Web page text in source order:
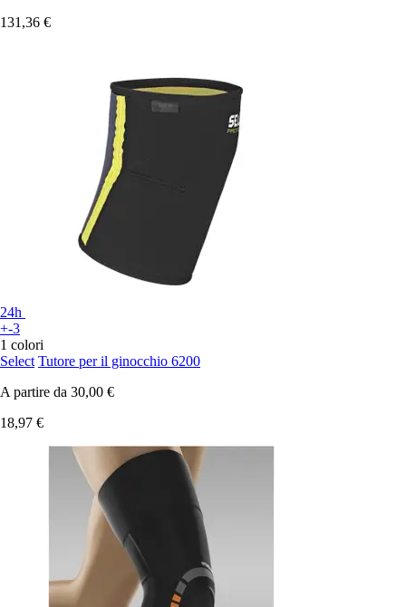
131,36 €
24h
+-3
1 colori
Select Tutore per il ginocchio 6200
A partire da 30,00 €
18,97 €